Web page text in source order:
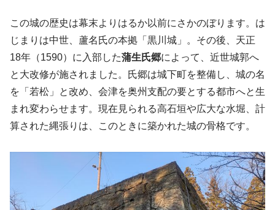
この城の歴史は幕末よりはるか以前にさかのぼります。は
じまりは中世、蘆名氏の本拠「黒川城」。その後、天正
18年（1590）に入部した蒲生氏郷によって、近世城郭へ
と大改修が施されました。氏郷は城下町を整備し、城の名
を「若松」と改め、会津を奥州支配の要とする都市へと生
まれ変わらせます。現在見られる高石垣や広大な水堀、計
算された縄張りは、このときに築かれた城の骨格です。